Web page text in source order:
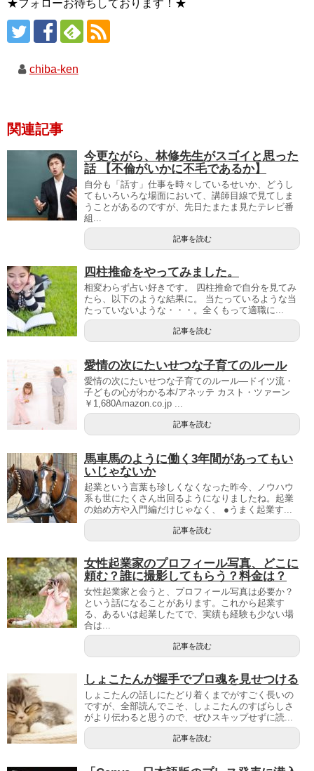
★フォローお待ちしております！★
chiba-ken
関連記事
今更ながら、林修先生がスゴイと思った
話 【不倫がいかに不毛であるか】
自分も「話す」仕事を時々しているせいか、どうし
てもいろいろな場面において、講師目線で見てしま
うことがあるのですが、先日たまたま見たテレビ番
組...
記事を読む
四柱推命をやってみました。
相変わらず占い好きです。 四柱推命で自分を見てみ
たら、以下のような結果に。 当たっているような当
たっていないような・・・。全くもって適職に...
記事を読む
愛情の次にたいせつな子育てのルール
愛情の次にたいせつな子育てのルール―ドイツ流・
子どもの心がわかる本/アネッテ カスト・ツァーン
￥1,680Amazon.co.jp ...
記事を読む
馬車馬のように働く3年間があってもい
いじゃないか
起業という言葉も珍しくなくなった昨今、ノウハウ
系も世にたくさん出回るようになりましたね。起業
の始め方や入門編だけじゃなく、 ●うまく起業す...
記事を読む
女性起業家のプロフィール写真、どこに
頼む？誰に撮影してもらう？料金は？
女性起業家と会うと、プロフィール写真は必要か？
という話になることがあります。これから起業す
る、あるいは起業したてで、実績も経験も少ない場
合は...
記事を読む
しょこたんが握手でプロ魂を見せつける
しょこたんの話しにたどり着くまでがすごく長いの
ですが、全部読んでこそ、しょこたんのすばらしさ
がより伝わると思うので、ぜひスキップせずに読...
記事を読む